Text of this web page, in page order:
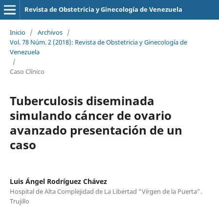
Revista de Obstetricia y Ginecología de Venezuela
Inicio / Archivos /
Vol. 78 Núm. 2 (2018): Revista de Obstetricia y Ginecología de
Venezuela
/
Caso Clínico
Tuberculosis diseminada
simulando cáncer de ovario
avanzado presentación de un
caso
Luis Ángel Rodríguez Chávez
Hospital de Alta Complejidad de La Libertad “Vírgen de la Puerta”.
Trujillo